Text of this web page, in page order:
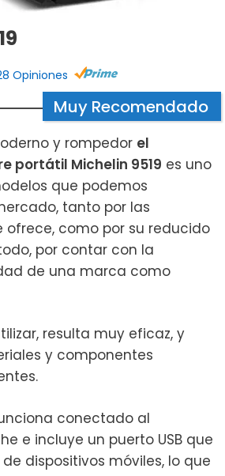
Opiniones
Muy Recomendado
y rompedor el
portátil Michelin 9519 es uno
que podemos
tanto por las
ofrece, como por su reducido
por contar con la
de una marca como
resulta muy eficaz, y
y componentes
conectado al
e incluye un puerto USB que
dispositivos móviles, lo que